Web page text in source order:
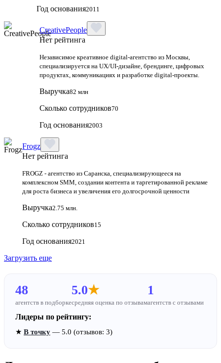
Год основания2011
CreativePeople
Нет рейтинга
Независимое креативное digital‑агентство из Москвы,
специализируется на UX/UI‑дизайне, брендинге, цифровых
продуктах, коммуникациях и разработке digital‑проекты.
Выручка82 млн
Сколько сотрудников70
Год основания2003
Frogz
Нет рейтинга
FROGZ - агентство из Саранска, специализирующееся на
комплексном SMM, создании контента и таргетированной рекламе
для роста бизнеса и увеличения его долгосрочной ценности
Выручка2.75 млн.
Сколько сотрудников15
Год основания2021
Загрузить еще
48
агентств в подборке
5.0★
средняя оценка по отзывам
1
агентств с отзывами
Лидеры по рейтингу:
★ В точку — 5.0 (отзывов: 3)